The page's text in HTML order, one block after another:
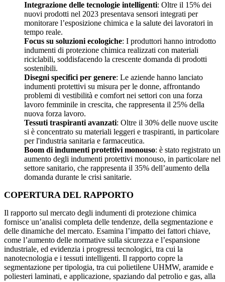
Integrazione delle tecnologie intelligenti: Oltre il 15% dei
nuovi prodotti nel 2023 presentava sensori integrati per
monitorare l’esposizione chimica e la salute dei lavoratori in
tempo reale.
Focus su soluzioni ecologiche: I produttori hanno introdotto
indumenti di protezione chimica realizzati con materiali
riciclabili, soddisfacendo la crescente domanda di prodotti
sostenibili.
Disegni specifici per genere: Le aziende hanno lanciato
indumenti protettivi su misura per le donne, affrontando
problemi di vestibilità e comfort nei settori con una forza
lavoro femminile in crescita, che rappresenta il 25% della
nuova forza lavoro.
Tessuti traspiranti avanzati: Oltre il 30% delle nuove uscite
si è concentrato su materiali leggeri e traspiranti, in particolare
per l'industria sanitaria e farmaceutica.
Boom di indumenti protettivi monouso: è stato registrato un
aumento degli indumenti protettivi monouso, in particolare nel
settore sanitario, che rappresenta il 35% dell’aumento della
domanda durante le crisi sanitarie.
COPERTURA DEL RAPPORTO
Il rapporto sul mercato degli indumenti di protezione chimica
fornisce un’analisi completa delle tendenze, della segmentazione e
delle dinamiche del mercato. Esamina l’impatto dei fattori chiave,
come l’aumento delle normative sulla sicurezza e l’espansione
industriale, ed evidenzia i progressi tecnologici, tra cui la
nanotecnologia e i tessuti intelligenti. Il rapporto copre la
segmentazione per tipologia, tra cui polietilene UHMW, aramide e
poliesteri laminati, e applicazione, spaziando dal petrolio e gas, alla